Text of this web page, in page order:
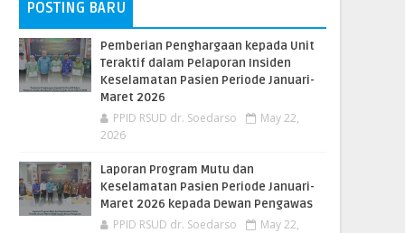
POSTING BARU
Pemberian Penghargaan kepada Unit
Teraktif dalam Pelaporan Insiden
Keselamatan Pasien Periode Januari-
Maret 2026
PPID RSUD dr. Soedarso
May 22,
2026
Laporan Program Mutu dan
Keselamatan Pasien Periode Januari-
Maret 2026 kepada Dewan Pengawas
PPID RSUD dr. Soedarso
May 22,